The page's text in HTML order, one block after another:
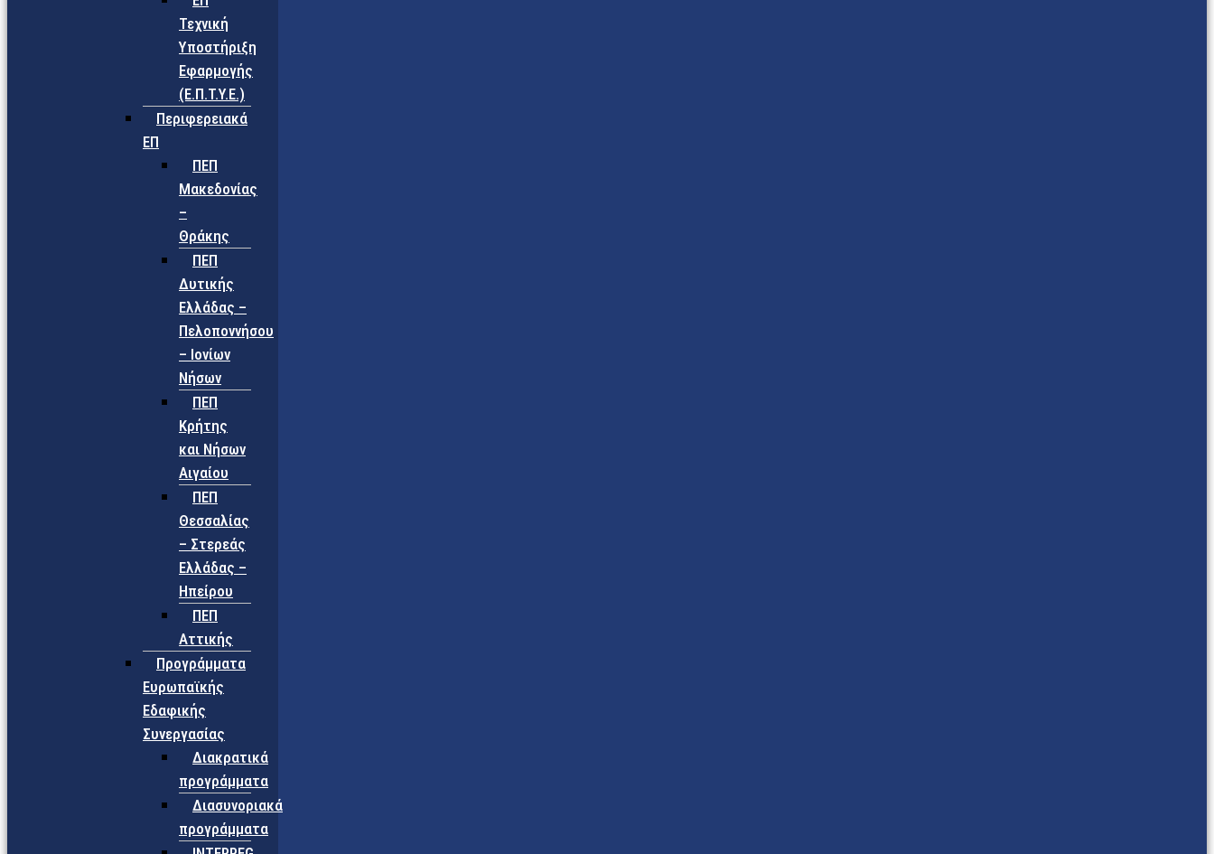
Τεχνική
Υποστήριξη
Εφαρμογής
(Ε.Π.Τ.Υ.Ε.)
Περιφερειακά
ΕΠ
ΠΕΠ
Μακεδονίας
–
Θράκης
ΠΕΠ
Δυτικής
Ελλάδας –
Πελοποννήσου
– Ιονίων
Νήσων
ΠΕΠ
Κρήτης
και Νήσων
Αιγαίου
ΠΕΠ
Θεσσαλίας
– Στερεάς
Ελλάδας –
Ηπείρου
ΠΕΠ
Αττικής
Προγράμματα
Ευρωπαϊκής
Εδαφικής
Συνεργασίας
Διακρατικά
προγράμματα
Διασυνοριακά
προγράμματα